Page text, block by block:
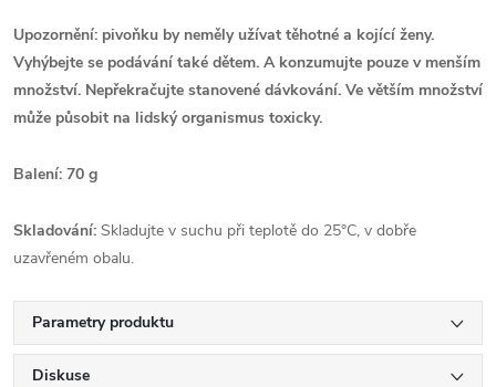
Upozornění: pivoňku by neměly užívat těhotné a kojící ženy.
Vyhýbejte se podávání také dětem. A konzumujte pouze v menším
množství. Nepřekračujte stanovené dávkování. Ve větším množství
může působit na lidský organismus toxicky.
Balení: 70 g
Skladování: Skladujte v suchu při teplotě do 25°C, v dobře
uzavřeném obalu.
Parametry produktu
Diskuse